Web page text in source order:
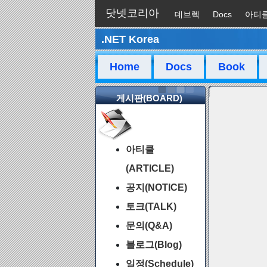
닷넷코리아 데브렉 Docs 아티
.NET Korea
Home Docs Book
게시판(BOARD)
아티클
(ARTICLE)
공지(NOTICE)
토크(TALK)
문의(Q&A)
블로그(Blog)
일정(Schedule)